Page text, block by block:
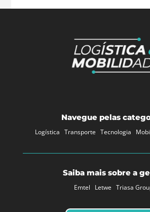
Navegue pelas
Logística Transporte Tecnologia
Saiba mais sobre a
Emtel Letwe Triasa